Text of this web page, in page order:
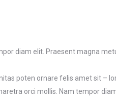
diam elit. Praesent magna
poten ornare felis amet sit –
orci mollis. Nam tempor